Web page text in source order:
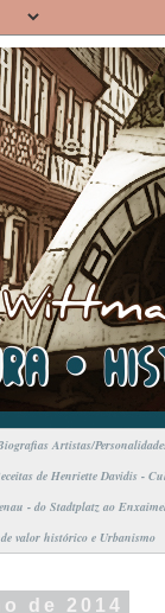
Artistas/
de Henriette Davidis -
- do Stadtplatz ao
valor histórico e Urbanismo
de 2014